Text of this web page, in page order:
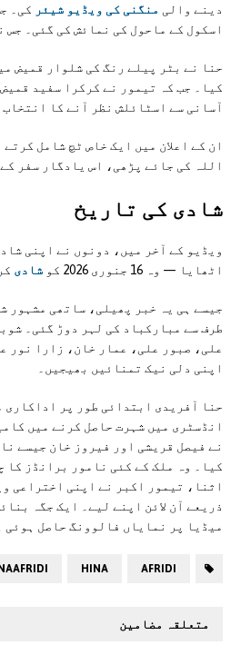
دینے والی منگنی کی ویڈیو شیئر کی۔
اسکول کے ماحول کی نمائش کی گئی۔ جس
حنا نے بٹر پیلے رنگ کی شلوار قمیض
کیا۔ جب کہ تیمور نے کرکرا سفید
آسانی سے اسٹائلش نظر آنے کا انتخاب
ان کے اعلان میں ایک خاص ٹچ شامل
اللہ کی جائے پڑھی، اس یادگار سفر
شادی کی تاريخ
ویڈیو کے آخر میں، دونوں نے اپنی
اٹھایا — وہ 16 جنوری 2026 کو
شادی
جیسے ہی یہ خبر پھیلی، ساتھی مشہور
طرف سے مبارکباد کی لہر دوڑ گئی۔
علی، صبور علی، عمار خان، زارا نور
اپنی دلی نیک تمنائیں بھیجیں۔
حنا آفریدی ابتدائی طور پر اداکاری
انڈسٹری میں شہرت حاصل کرنے میں
نے فیصل قریشی اور فیروز خان جیسے
کیا۔ وہ ملک کے کئی نامور برانڈز کا
اثنا، تیمور اکبر نے اپنی اختراعی
ذریعے آن لائن اپنے لیے۔ ایک جگہ
میڈیا پر نمایاں فالوونگ حاصل ہوئی
AFRIDI
HINA
متعلقہ مضامین